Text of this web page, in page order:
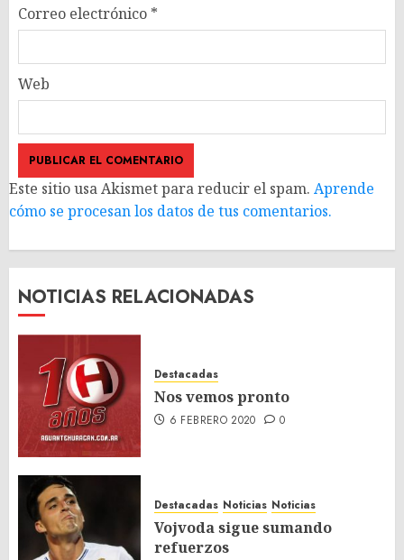
Correo electrónico *
Web
Este sitio usa Akismet para reducir el spam. Aprende
cómo se procesan los datos de tus comentarios.
NOTICIAS RELACIONADAS
Destacadas
Nos vemos pronto
6 FEBRERO 2020 0
Destacadas Noticias Noticias
Vojvoda sigue sumando
refuerzos